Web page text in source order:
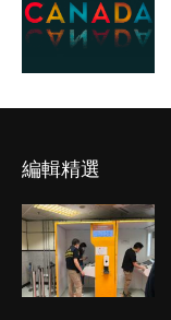
編輯精選